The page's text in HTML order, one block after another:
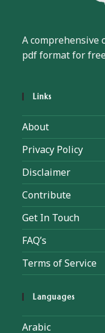
A comprehensive
pdf format for
Links
About
Privacy Policy
Disclaimer
Contribute
Get In Touch
FAQ’s
Terms of Service
Languages
Arabic